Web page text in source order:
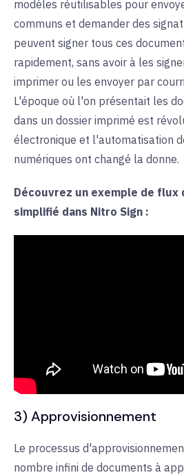
modèles réutilisables pour
communs et demander des
peuvent signer tous ces
rapidement, sans avoir à les
imprimer ou les envoyer par
L'époque où l'on présentait les
dans un dossier imprimé est
électronique et l'automatisation
numériques ont changé la donne.
Découvrez un exemple de flux
simplifié dans Nitro Sign :
3) Approvisionnement
Le processus
nombre infini de documents à